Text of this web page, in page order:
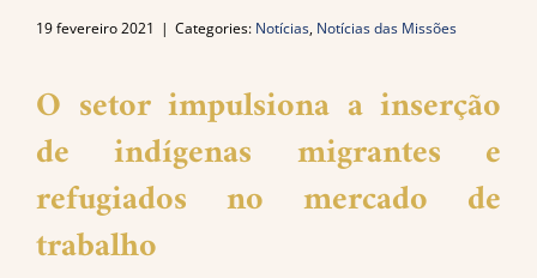
19 fevereiro 2021 | Categories: Notícias, Notícias das Missões
O setor impulsiona a inserção
de indígenas migrantes e
refugiados no mercado de
trabalho